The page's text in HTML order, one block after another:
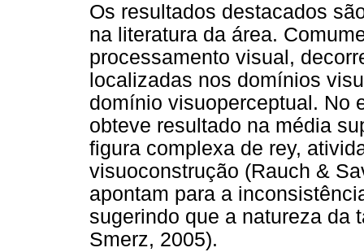
Os resultados destacados
na literatura da área.
processamento visual,
localizadas nos domínios
domínio visuoperceptual. No
obteve resultado na média
figura complexa de rey,
visuoconstrução (Rauch &
apontam para a
sugerindo que a natureza da
Smerz, 2005).